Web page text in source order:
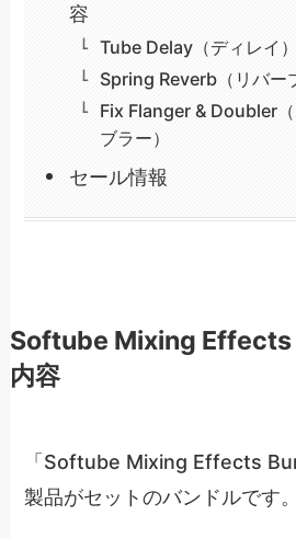
容
Tube Delay（ディレイ）
Spring Reverb（リバー
Fix Flanger & Doubler
ブラー）
セール情報
Softube Mixing Effects
内容
「Softube Mixing Effects
製品がセットのバンドルです。